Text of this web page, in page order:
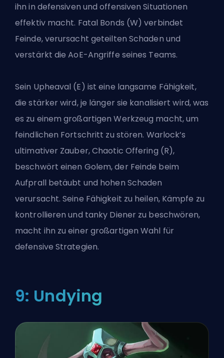
ihn in defensiven und offensiven Situationen
effektiv macht. Fatal Bonds (W) verbindet
Feinde, verursacht geteilten Schaden und
verstärkt die AoE-Angriffe seines Teams.
Sein Upheaval (E) ist eine langsame Fähigkeit,
die stärker wird, je länger sie kanalisiert wird, was
es zu einem großartigen Werkzeug macht, um
feindlichen Fortschritt zu stören. Warlock’s
ultimativer Zauber, Chaotic Offering (R),
beschwört einen Golem, der Feinde beim
Aufprall betäubt und hohen Schaden
verursacht. Seine Fähigkeit zu heilen, Kämpfe zu
kontrollieren und tanky Diener zu beschwören,
macht ihn zu einer großartigen Wahl für
defensive Strategien.
9: Undying